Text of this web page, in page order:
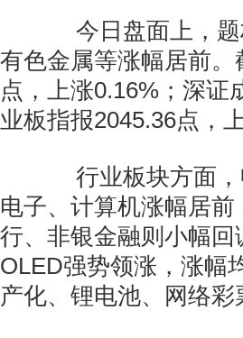
今日盘面上，题
有色金属等涨幅居前
点，上涨0.16%；深证
业板指报2045.36点，
行业板块方面，
电子、计算机涨幅居
行、非银金融则小幅
OLED强势领涨，涨幅
产化、锂电池、网络